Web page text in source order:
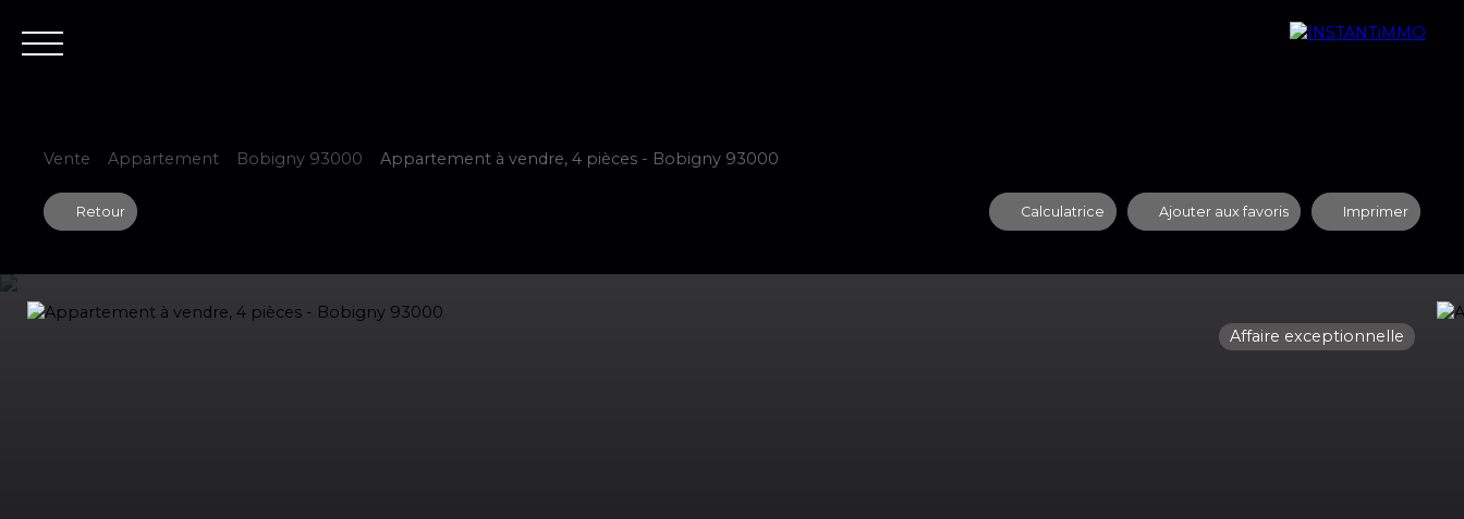
Estimer votre bien
Vente Appartement Bobigny 93000 Appartement à vendre, 4 pièces - Bobigny 93000
Retour Calculatrice Ajouter aux favoris Imprimer
Affaire exceptionnelle